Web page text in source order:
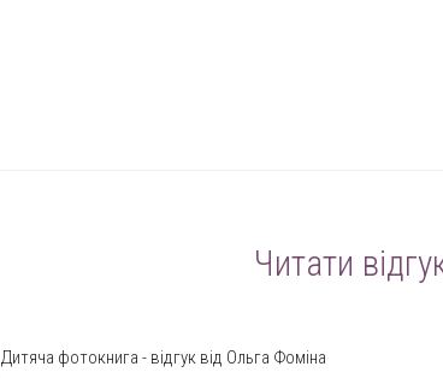
Читати
Дитяча фотокнига - відгук від Ольга Фоміна